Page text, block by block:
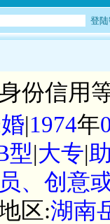
登
份信用
|1974年
型|大专|
、创意
区:湖南